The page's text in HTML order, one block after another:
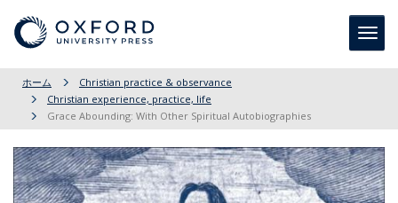
ホーム
Christian practice & observance
Christian experience, practice, life
Grace Abounding: With Other Spiritual Autobiographies